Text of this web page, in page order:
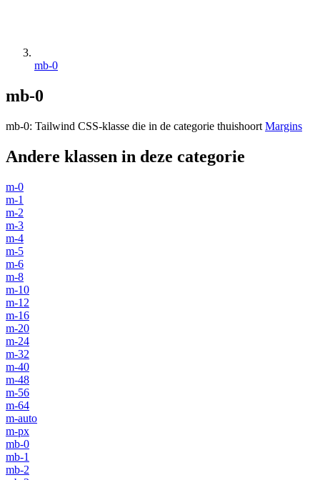
mb-0
mb-0
mb-0: Tailwind CSS-klasse die in de categorie thuishoort Margins
Andere klassen in deze categorie
m-0
m-1
m-2
m-3
m-4
m-5
m-6
m-8
m-10
m-12
m-16
m-20
m-24
m-32
m-40
m-48
m-56
m-64
m-auto
m-px
mb-0
mb-1
mb-2